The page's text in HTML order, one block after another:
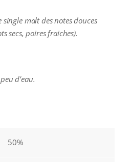
malt des notes douces
secs, poires fraiches).
d’eau.
50%